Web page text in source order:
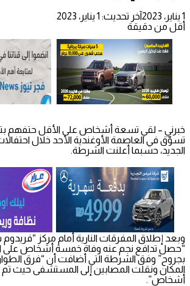
1 يناير، 2023
آخر تحديث: 1 يناير، 2023
أقل من دقيقة
خبرني – لقي تسعة أشخاص على الأقل حتفهم
تسوّق في العاصمة الأوغندية الأحد خلال
الجديد، حسبما أعلنت الشرطة.
وبعد إطلاق المفرقات النارية أمام مركز
“حصل تدافع نجم عنه وفاة خمسة أشخاص على
بجروح” وفق الشرطة التي أضافت أن “فرق
المكان ونقلت المصابين إلى المستشفى حيث تم
أشخاص”.